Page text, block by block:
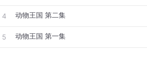
4 动物王国 第二集
5 动物王国 第一集